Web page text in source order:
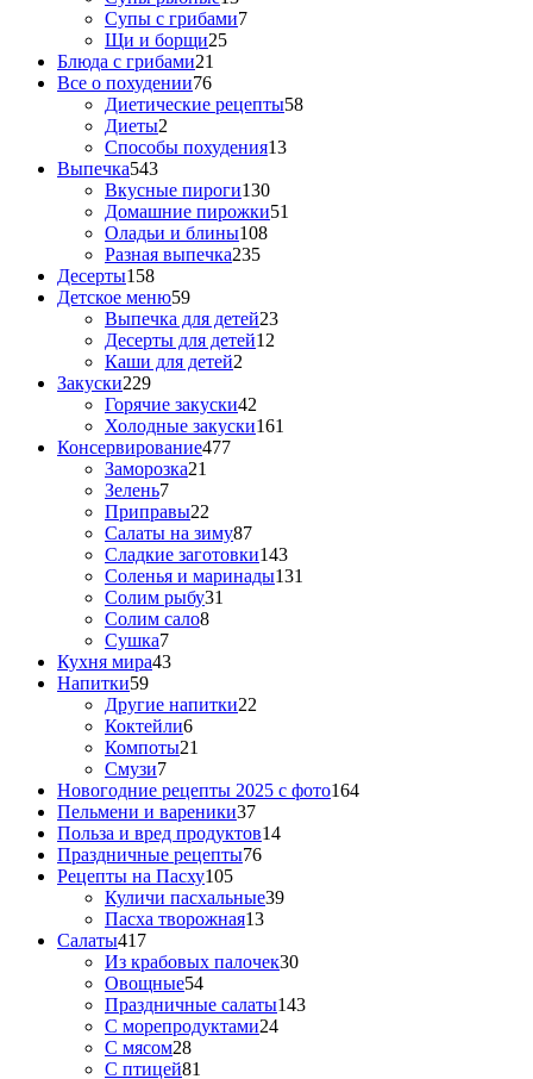
Супы с грибами7
Щи и борщи25
Блюда с грибами21
Все о похудении76
Диетические рецепты58
Диеты2
Способы похудения13
Выпечка543
Вкусные пироги130
Домашние пирожки51
Оладьи и блины108
Разная выпечка235
Десерты158
Детское меню59
Выпечка для детей23
Десерты для детей12
Каши для детей2
Закуски229
Горячие закуски42
Холодные закуски161
Консервирование477
Заморозка21
Зелень7
Приправы22
Салаты на зиму87
Сладкие заготовки143
Соленья и маринады131
Солим рыбу31
Солим сало8
Сушка7
Кухня мира43
Напитки59
Другие напитки22
Коктейли6
Компоты21
Смузи7
Новогодние рецепты 2025 с фото164
Пельмени и вареники37
Польза и вред продуктов14
Праздничные рецепты76
Рецепты на Пасху105
Куличи пасхальные39
Пасха творожная13
Салаты417
Из крабовых палочек30
Овощные54
Праздничные салаты143
С морепродуктами24
С мясом28
С птицей81